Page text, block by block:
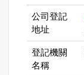
公司登記
地址
登記機關
名稱